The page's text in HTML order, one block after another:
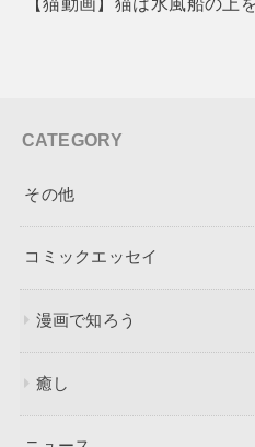
CATEGORY
その他
コミックエッセイ
漫画で知ろう
癒し